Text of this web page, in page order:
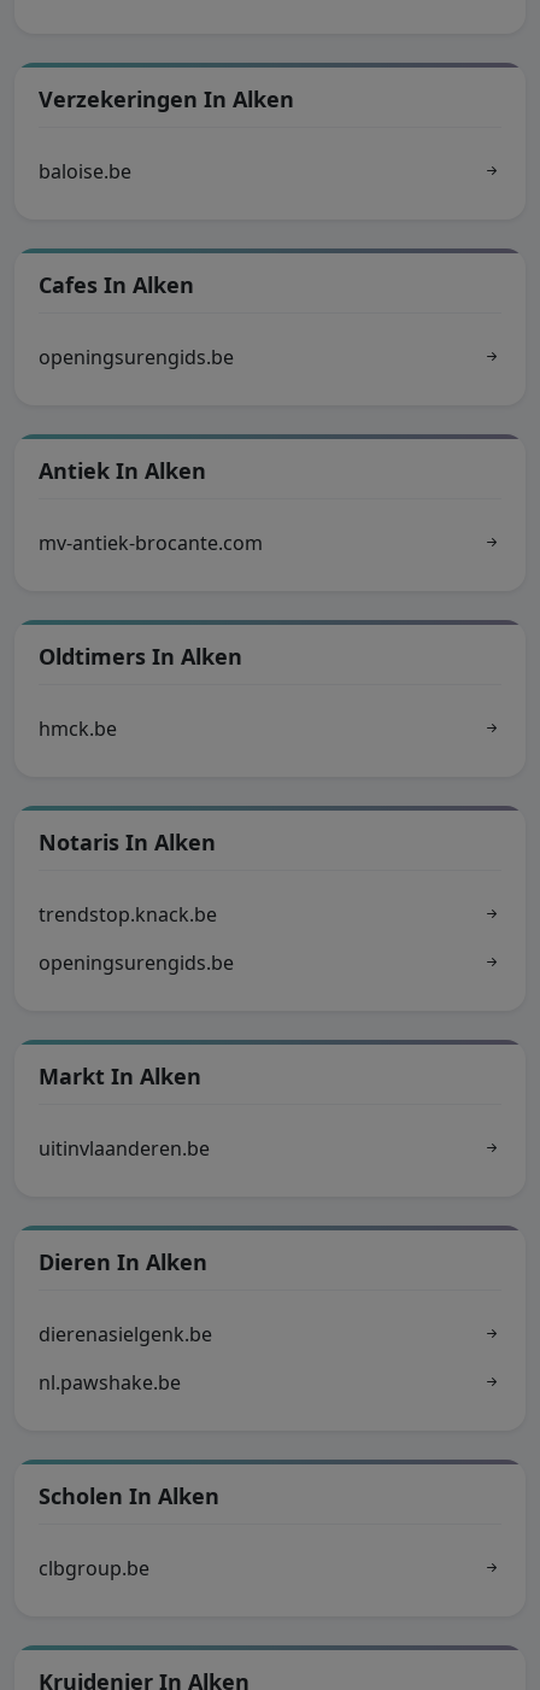
Verzekeringen In Alken
baloise.be
Cafes In Alken
openingsurengids.be
Antiek In Alken
mv-antiek-brocante.com
Oldtimers In Alken
hmck.be
Notaris In Alken
trendstop.knack.be
openingsurengids.be
Markt In Alken
uitinvlaanderen.be
Dieren In Alken
dierenasielgenk.be
nl.pawshake.be
Scholen In Alken
clbgroup.be
Kruidenier In Alken